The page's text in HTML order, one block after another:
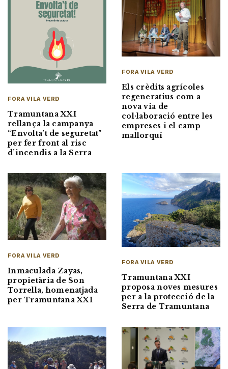
FORA VILA VERD
Tramuntana XXI
rellança la campanya
“Envolta’t de seguretat”
per fer front al risc
d’incendis a la Serra
FORA VILA VERD
Els crèdits agrícoles
regeneratius com a
nova via de
col·laboració entre les
empreses i el camp
mallorquí
FORA VILA VERD
Inmaculada Zayas,
propietària de Son
Torrella, homenatjada
per Tramuntana XXI
FORA VILA VERD
Tramuntana XXI
proposa noves mesures
per a la protecció de la
Serra de Tramuntana